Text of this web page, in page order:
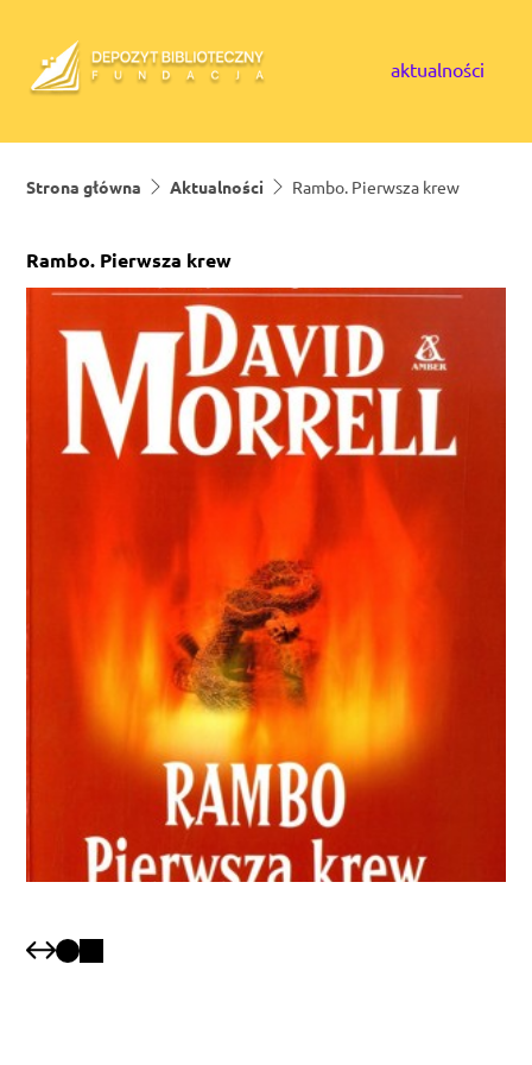
aktualności
Strona główna Aktualności Rambo. Pierwsza krew
Rambo. Pierwsza krew